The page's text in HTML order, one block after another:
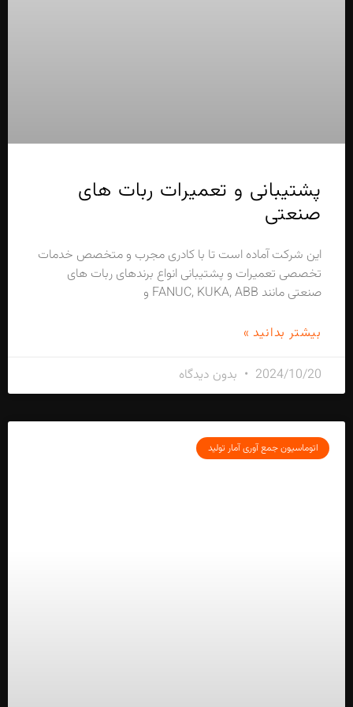
پشتیبانی و تعمیرات ربات های
صنعتی
این شرکت آماده است تا با کادری مجرب و متخصص خدمات
تخصصی تعمیرات و پشتیبانی انواع برندهای ربات های
صنعتی مانند FANUC, KUKA, ABB و
بیشتر بدانید »
2024/10/20 بدون دیدگاه
اتوماسیون جمع آوری آمار تولید